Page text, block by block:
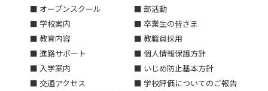
■ オープンスクール
■ 学校案内
■ 教育内容
■ 進路サポート
■ 入学案内
■ 交通アクセス
■ 部活動
■ 卒業生の皆さま
■ 教職員採用
■ 個人情報保護方針
■ いじめ防止基本方針
■ 学校評価についてのご報告